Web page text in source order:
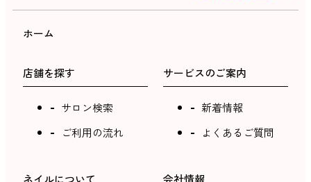
ホーム
店舗を探す
サロン検索
ご利用の流れ
サービスのご案内
新着情報
よくあるご質問
ネイルについて 会社情報